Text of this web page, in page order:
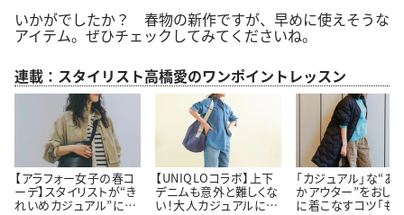
いかがでしたか？ 春物の新作ですが、早めに使えそうな
アイテム。ぜひチェックしてみてくださいね。
連載：スタイリスト高橋愛のワンポイントレッスン
【アラフォー女子の春コ
ーデ】スタイリストが“き
れいめカジュアル”に欠
【UNIQLOコラボ】上下
デニムも意外と難しくな
い！大人カジュアルに着
「カジュアル」な“あ
かアウター”をおし
に着こなすコツ「も